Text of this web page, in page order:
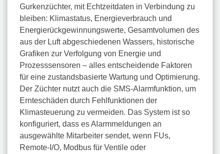
Gurkenzüchter, mit Echtzeitdaten in Verbindung zu
bleiben: Klimastatus, Energieverbrauch und
Energierückgewinnungswerte, Gesamtvolumen des
aus der Luft abgeschiedenen Wassers, historische
Grafiken zur Verfolgung von Energie und
Prozesssensoren – alles entscheidende Faktoren
für eine zustandsbasierte Wartung und Optimierung.
Der Züchter nutzt auch die SMS-Alarmfunktion, um
Ernteschäden durch Fehlfunktionen der
Klimasteuerung zu vermeiden. Das System ist so
konfiguriert, dass es Alarmmeldungen an
ausgewählte Mitarbeiter sendet, wenn FUs,
Remote-I/O, Modbus für Ventile oder